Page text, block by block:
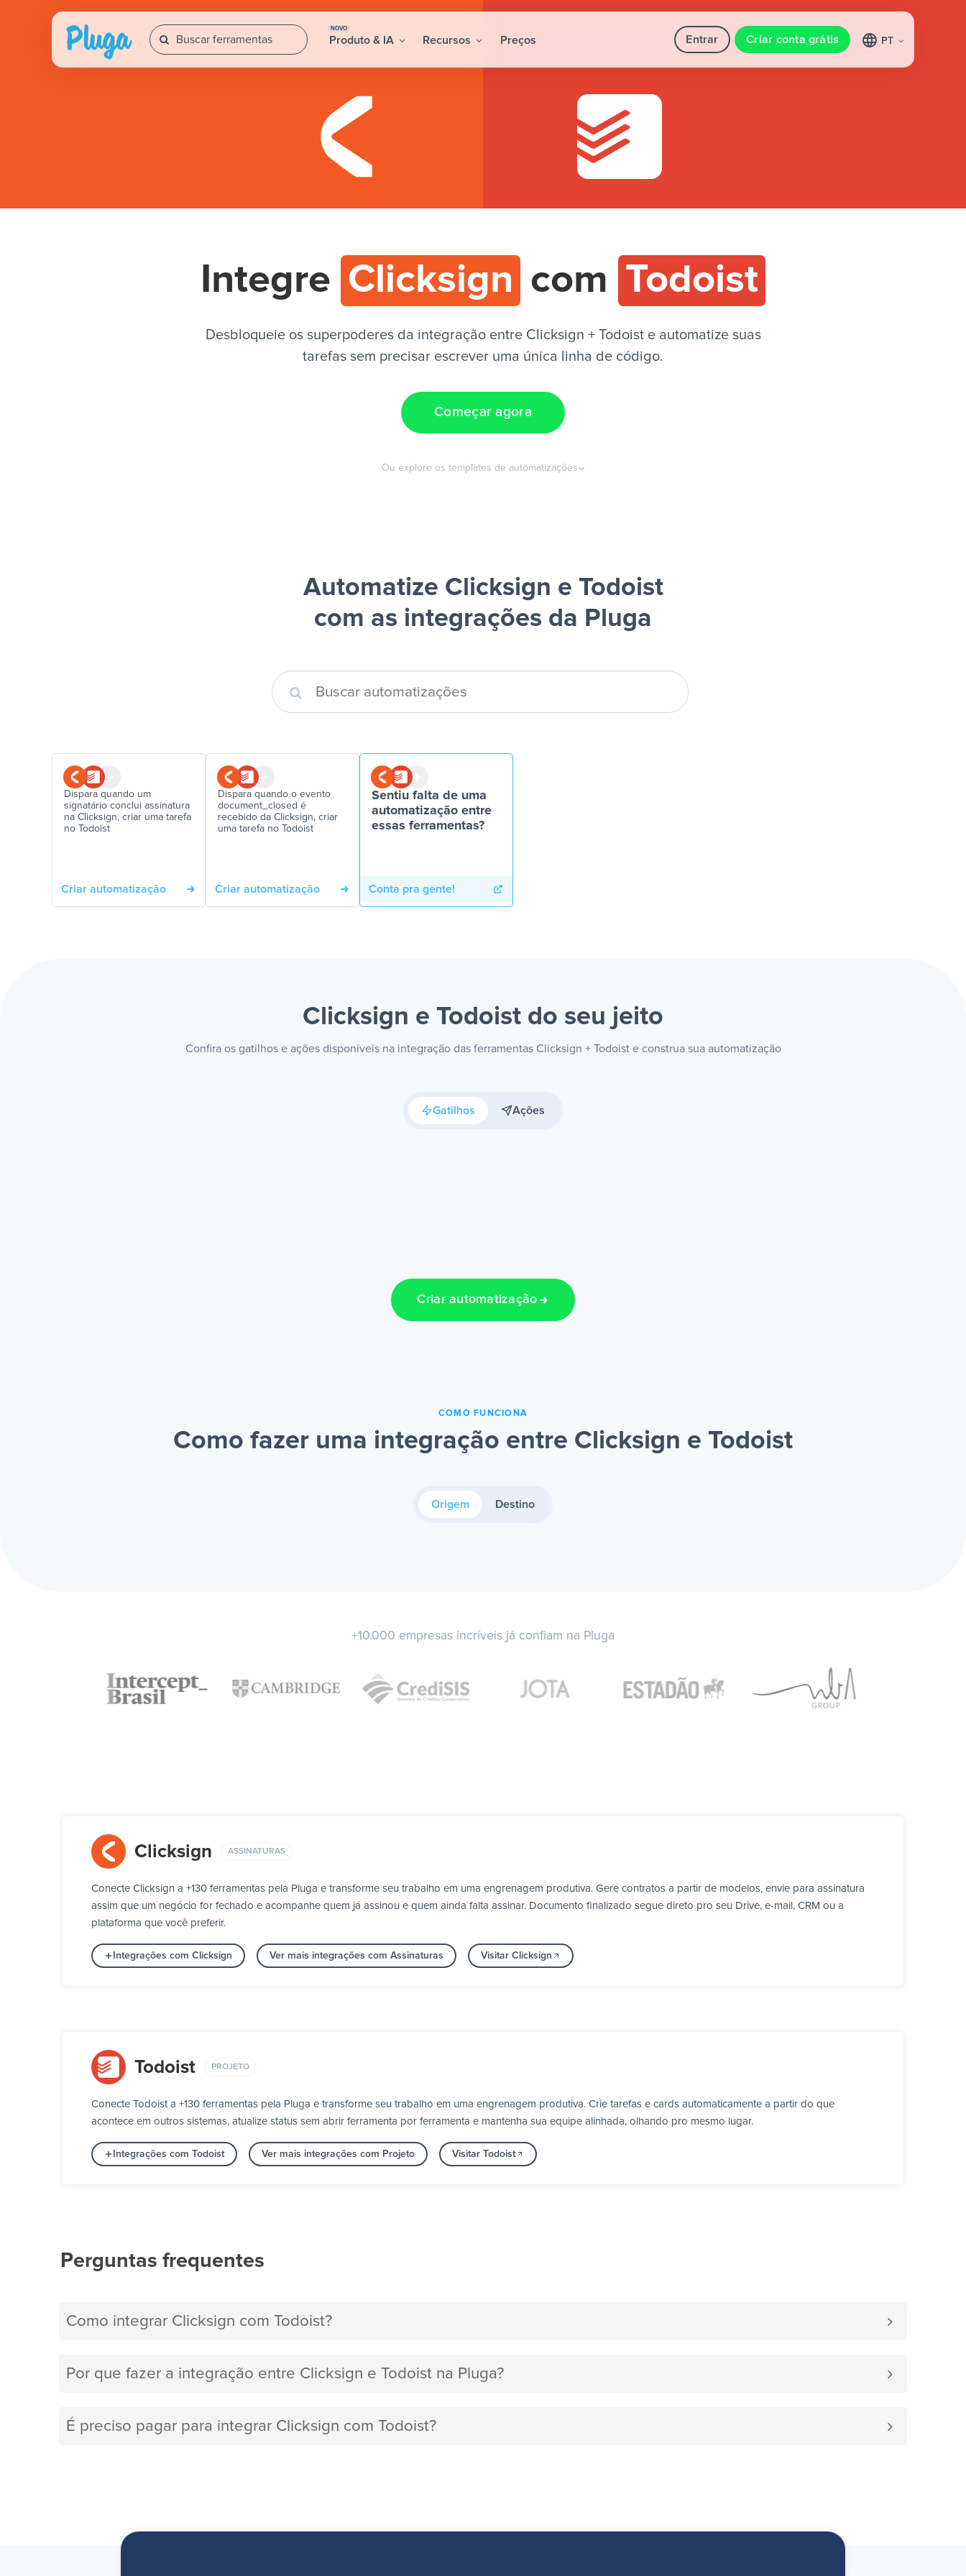
NOVO
Produto & IA Recursos Preços Entrar Criar conta grátis PT
Integre Clicksign com Todoist
Desbloqueie os superpoderes da integração entre Clicksign + Todoist e automatize suas
tarefas sem precisar escrever uma única linha de código.
Começar agora
Ou explore os templates de automatizações
Automatize Clicksign e Todoist
com as integrações da Pluga
Dispara quando um
signatário conclui assinatura
na Clicksign, criar uma tarefa
no Todoist
Criar automatização
Dispara quando o evento
document_closed é
recebido da Clicksign, criar
uma tarefa no Todoist
Criar automatização
Sentiu falta de uma
automatização entre
essas ferramentas?
Conta pra gente!
Clicksign e Todoist do seu jeito
Confira os gatilhos e ações disponíveis na integração das ferramentas Clicksign + Todoist e construa sua automatização
Gatilhos Ações
Criar automatização
COMO FUNCIONA
Como fazer uma integração entre Clicksign e Todoist
Origem Destino
+10.000 empresas incríveis já confiam na Pluga
Clicksign ASSINATURAS
Conecte Clicksign a +130 ferramentas pela Pluga e transforme seu trabalho em uma engrenagem produtiva. Gere contratos a partir de modelos, envie para assinatura
assim que um negócio for fechado e acompanhe quem já assinou e quem ainda falta assinar. Documento finalizado segue direto pro seu Drive, e-mail, CRM ou a
plataforma que você preferir.
Integrações com Clicksign Ver mais integrações com Assinaturas Visitar Clicksign
Todoist PROJETO
Conecte Todoist a +130 ferramentas pela Pluga e transforme seu trabalho em uma engrenagem produtiva. Crie tarefas e cards automaticamente a partir do que
acontece em outros sistemas, atualize status sem abrir ferramenta por ferramenta e mantenha sua equipe alinhada, olhando pro mesmo lugar.
Integrações com Todoist Ver mais integrações com Projeto Visitar Todoist
Perguntas frequentes
Como integrar Clicksign com Todoist?
Por que fazer a integração entre Clicksign e Todoist na Pluga?
É preciso pagar para integrar Clicksign com Todoist?